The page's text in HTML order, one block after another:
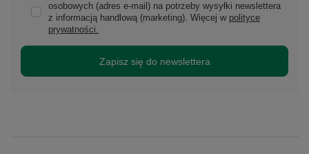
osobowych (adres e-mail) na potrzeby wysyłki newslettera
z informacją handlową (marketing). Więcej w polityce
prywatności.
Zapisz się do newslettera